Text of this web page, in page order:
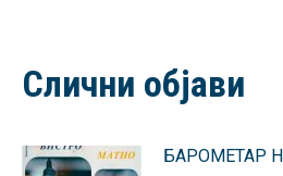
Слични објави
БАРОМЕТАР